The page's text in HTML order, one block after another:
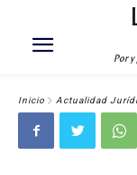
Por y
Inicio Actualidad